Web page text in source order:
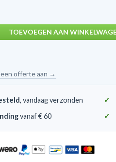
TOEVOEGEN AAN
een offerte aan →
, vandaag verzonden
vanaf € 60